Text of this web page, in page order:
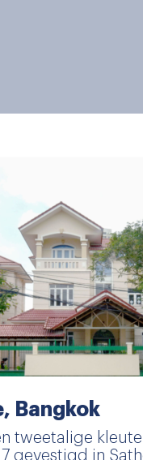
Bangkok
tweetalige
gevestigd in